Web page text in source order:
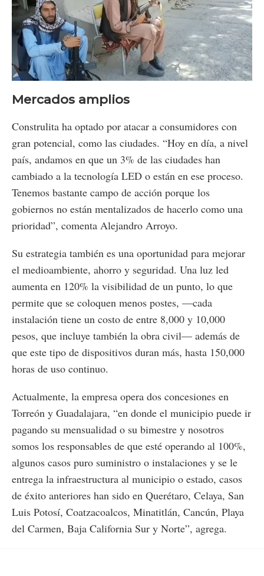
Unmute Loaded
31.85%
Mercados amplios
Construlita ha optado por atacar a consumidores con
gran potencial, como las ciudades. “Hoy en día, a nivel
país, andamos en que un 3% de las ciudades han
cambiado a la tecnología LED o están en ese proceso.
Tenemos bastante campo de acción porque los
gobiernos no están mentalizados de hacerlo como una
prioridad”, comenta Alejandro Arroyo.
Su estrategia también es una oportunidad para mejorar
el medioambiente, ahorro y seguridad. Una luz led
aumenta en 120% la visibilidad de un punto, lo que
permite que se coloquen menos postes, —cada
instalación tiene un costo de entre 8,000 y 10,000
pesos, que incluye también la obra civil— además de
que este tipo de dispositivos duran más, hasta 150,000
horas de uso continuo.
Actualmente, la empresa opera dos concesiones en
Torreón y Guadalajara, “en donde el municipio puede ir
pagando su mensualidad o su bimestre y nosotros
somos los responsables de que esté operando al 100%,
algunos casos puro suministro o instalaciones y se le
entrega la infraestructura al municipio o estado, casos
de éxito anteriores han sido en Querétaro, Celaya, San
Luis Potosí, Coatzacoalcos, Minatitlán, Cancún, Playa
del Carmen, Baja California Sur y Norte”, agrega.